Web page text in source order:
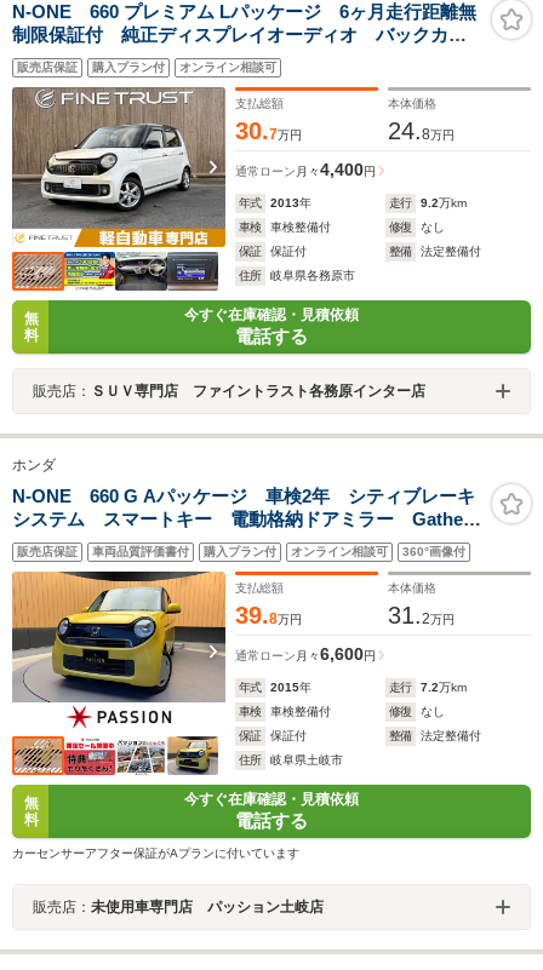
N-ONE 660 プレミアム Lパッケージ 6ヶ月走行距離無
制限保証付 純正ディスプレイオーディオ バックカメ
ラ 禁煙車 Bluetooth対応 純正14インチアルミホイー
ル スマートキー HIDヘッドライト アイドリングスト
ップ 衝撃緩和ヘッドレスト
販売店保証 購入プラン付 オンライン相談可
支払総額
30.7万円
本体価格
24.8万円
通常ローン 月々4,400円
年式 2013年 走行 9.2万km
車検
車検整備付 修復
なし
保証
保証付 整備
法定整備付
住所
岐阜県各務原市
無
料
今すぐ在庫確認・見積依頼
電話する
販売店： ＳＵＶ専門店 ファイントラスト各務原インター店
ホンダ
N-ONE 660 G Aパッケージ 車検2年 シティブレーキ
システム スマートキー 電動格納ドアミラー Gathers
ナビ バックカメラ アイドリングストップ サイドカ
ーテンエアバッグ ディスチャージヘッドライト 横滑
り防止機能
販売店保証 車両品質評価書付 購入プラン付 オンライン相談可 360°画像付
支払総額
39.8万円
本体価格
31.2万円
通常ローン 月々6,600円
年式 2015年 走行 7.2万km
車検
車検整備付 修復
なし
保証
保証付 整備
法定整備付
住所
岐阜県土岐市
無
料
今すぐ在庫確認・見積依頼
電話する
カーセンサーアフター保証がAプランに付いています
販売店： 未使用車専門店 パッション土岐店